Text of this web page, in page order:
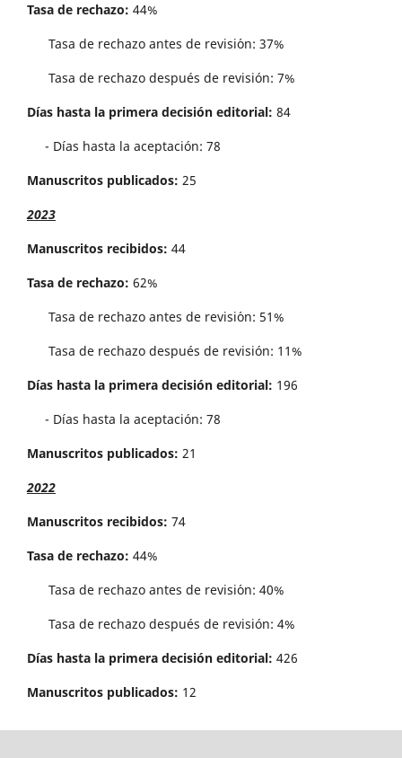
Tasa de rechazo: 44%
Tasa de rechazo antes de revisi´on: 37%
Tasa de rechazo después de revisión: 7%
Días hasta la primera decisión editorial: 84
- Días hasta la aceptación: 78
Manuscritos publicados: 25
2023
Manuscritos recibidos: 44
Tasa de rechazo: 62%
Tasa de rechazo antes de revisi´on: 51%
Tasa de rechazo después de revisión: 11%
Días hasta la primera decisión editorial: 196
- Días hasta la aceptación: 78
Manuscritos publicados: 21
2022
Manuscritos recibidos: 74
Tasa de rechazo: 44%
Tasa de rechazo antes de revisi´on: 40%
Tasa de rechazo después de revisión: 4%
Días hasta la primera decisión editorial: 426
Manuscritos publicados: 12